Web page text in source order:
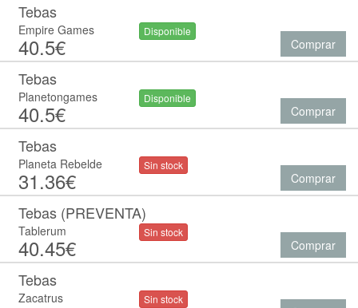
Tebas
Empire Games
40.5€
Disponible
Comprar
Tebas
Planetongames
40.5€
Disponible
Comprar
Tebas
Planeta Rebelde
31.36€
Sin stock
Comprar
Tebas (PREVENTA)
Tablerum
40.45€
Sin stock
Comprar
Tebas
Zacatrus Sin stock